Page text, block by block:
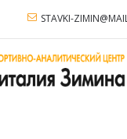
STAVKI-